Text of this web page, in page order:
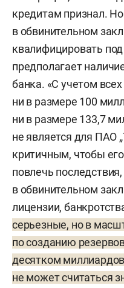
кредитам признал.
в обвинительном
квалифицировать
предполагает
банка. «С учетом всех
ни в размере 100
ни в размере 133,7
не является для ПАО
критичным, чтобы
повлечь
в обвинительном
лицензии,
серьезные, но в
по созданию
десятком
не может считаться